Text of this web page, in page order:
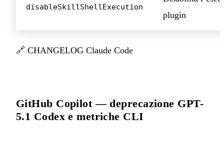
disableSkillShellExecution
plugin
🔗 CHANGELOG Claude Code
GitHub Copilot — deprecazione GPT-
5.1 Codex e metriche CLI